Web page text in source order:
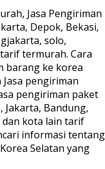
Jasa Pengiriman
Depok, Bekasi,
solo,
termurah. Cara
barang ke korea
pengiriman
pengiriman paket
Jakarta, Bandung,
dan kota lain tarif
informasi tentang
Selatan yang